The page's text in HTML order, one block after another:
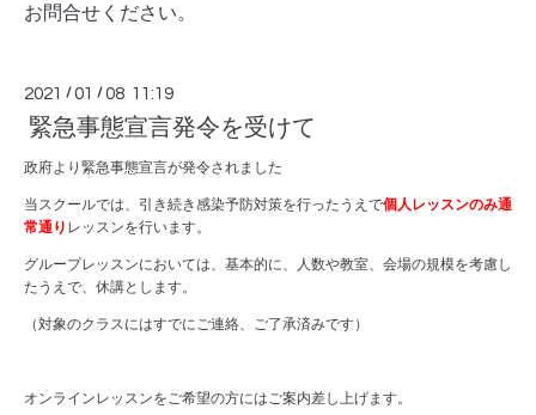
お問合せください。
2021 /01 /08 11:19
緊急事態宣言発令を受けて
政府より緊急事態宣言が発令されました
当スクールでは、引き続き感染予防対策を行ったうえで個人レッスンのみ通
常通り レッスンを行います。
グループレッスンにおいては、基本的に、人数や教室、会場の規模を考慮し
たうえで、休講とします。
（対象のクラスにはすでにご連絡、ご了承済みです）
オンラインレッスンをご希望の方にはご案内差し上げます。